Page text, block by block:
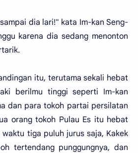
dia lari!" kata Im-kan Seng-
karena dia sedang menonton
itu, terutama sekali hebat
berilmu tinggi seperti Im-kan
dan para tokoh partai persilatan
orang tokoh Pulau Es itu hebat
tiga puluh jurus saja, Kakek
tertendang punggungnya, dan